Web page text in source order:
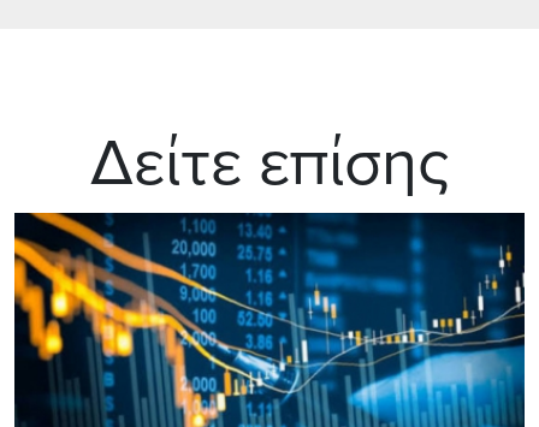
Δείτε επίσης